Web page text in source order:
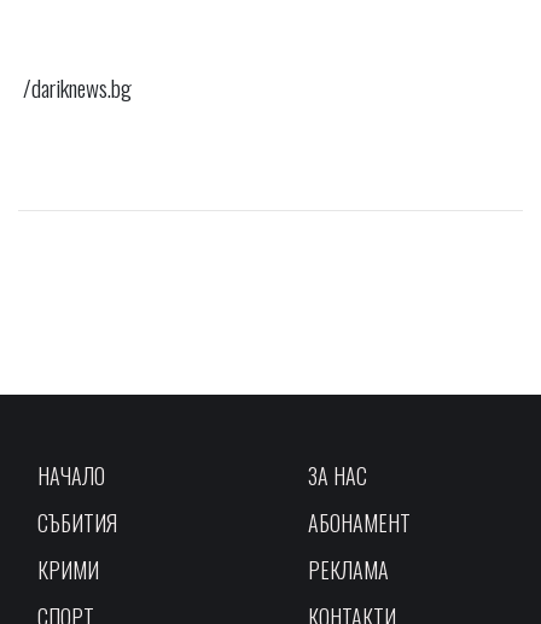
/dariknews.bg
НАЧАЛО
СЪБИТИЯ
КРИМИ
СПОРТ
ЗА НАС
АБОНАМЕНТ
РЕКЛАМА
КОНТАКТИ